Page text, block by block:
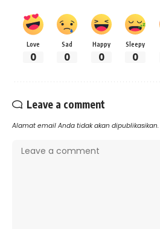
Love
0
Sad
0
Happy
0
Sleepy
0
Leave a comment
Alamat email Anda tidak akan dipublikasikan.